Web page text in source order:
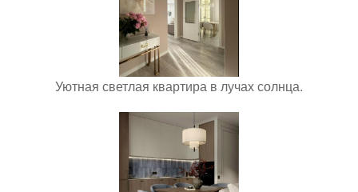
Уютная светлая квартира в лучах солнца.